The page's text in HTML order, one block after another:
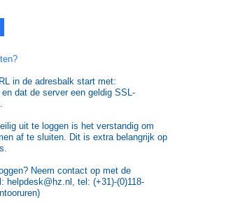
in de adresbalk start met:
dat de server een geldig SSL-
uit te loggen is het verstandig om
af te sluiten. Dit is extra belangrijk op
Neem contact op met de
helpdesk@hz.nl, tel: (+31)-(0)118-